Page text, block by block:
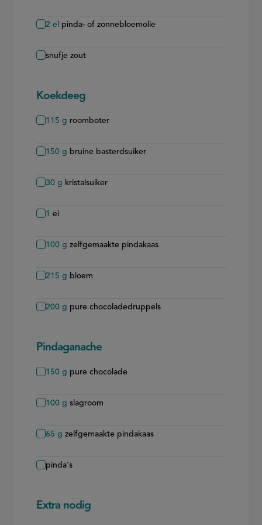
2 el pinda- of zonnebloemolie
snufje zout
Koekdeeg
115 g roomboter
150 g bruine basterdsuiker
30 g kristalsuiker
1 ei
100 g zelfgemaakte pindakaas
215 g bloem
200 g pure chocoladedruppels
Pindaganache
150 g pure chocolade
100 g slagroom
65 g zelfgemaakte pindakaas
pinda's
Extra nodig